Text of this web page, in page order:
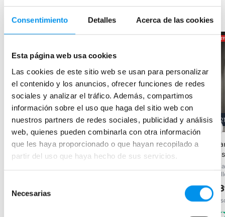
Consentimiento Detalles Acerca de las cookies
Esta página web usa cookies
Las cookies de este sitio web se usan para personalizar
el contenido y los anuncios, ofrecer funciones de redes
sociales y analizar el tráfico. Además, compartimos
información sobre el uso que haga del sitio web con
nuestros partners de redes sociales, publicidad y análisis
web, quienes pueden combinarla con otra información
que les haya proporcionado o que hayan recopilado a
partir del uso que haya hecho de sus servicios.
Necesarias
Productos relacionados
32%
Mampara de ducha Emma
Frontal (1 fijo + 1 corredera) con
tratamiento antical
desde 51,33€/mes
28%
Mampara de ducha fija
Minimal
-
1